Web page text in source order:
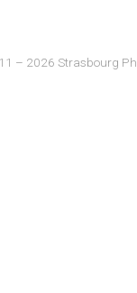
– 2026 Strasbourg